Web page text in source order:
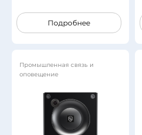
Подробнее
Промышленная связь и
оповещение